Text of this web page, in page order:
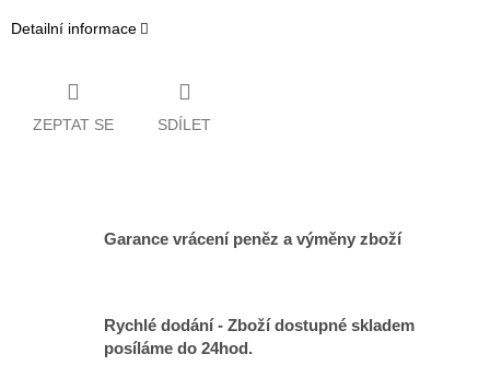
Detailní informace
ZEPTAT SE SDÍLET
Garance vrácení peněz a výměny zboží
Rychlé dodání - Zboží dostupné skladem
posíláme do 24hod.